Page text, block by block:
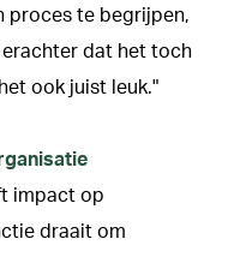
proces te begrijpen,
erachter dat het toch
ook juist leuk."
impact op
draait om